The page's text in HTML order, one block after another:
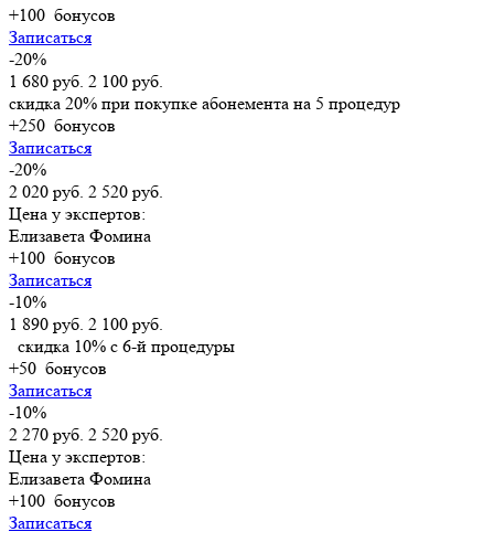
+100 бонусов
Записаться
-20%
1 680 руб. 2 100 руб.
скидка 20% при покупке абонемента на 5 процедур
+250 бонусов
Записаться
-20%
2 020 руб. 2 520 руб.
Цена у экспертов:
Елизавета Фомина
+100 бонусов
Записаться
-10%
1 890 руб. 2 100 руб.
скидка 10% с 6-й процедуры
+50 бонусов
Записаться
-10%
2 270 руб. 2 520 руб.
Цена у экспертов:
Елизавета Фомина
+100 бонусов
Записаться